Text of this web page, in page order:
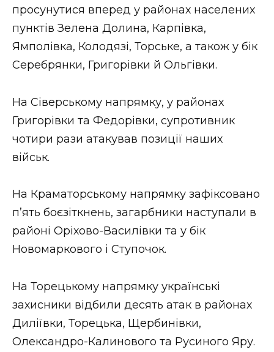
просунутися вперед у районах населених
пунктів Зелена Долина, Карпівка,
Ямполівка, Колодязі, Торське, а також у бік
Серебрянки, Григорівки й Ольгівки.
На Сіверському напрямку, у районах
Григорівки та Федорівки, супротивник
чотири рази атакував позиції наших
військ.
На Краматорському напрямку зафіксовано
п’ять боєзіткнень, загарбники наступали в
районі Оріхово-Василівки та у бік
Новомаркового і Ступочок.
На Торецькому напрямку українські
захисники відбили десять атак в районах
Диліївки, Торецька, Щербинівки,
Олександро-Калинового та Русиного Яру.